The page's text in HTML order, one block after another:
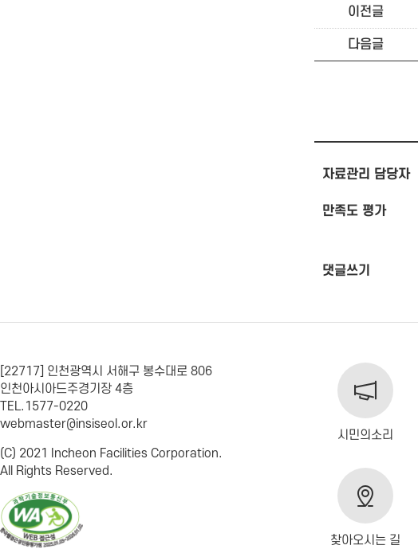
이전글
다음글
자료관리 담당자
만족도 평가
댓글쓰기
[22717] 인천광역시 서해구 봉수대로 806
인천아시아드주경기장 4층
TEL.1577-0220
webmaster@insiseol.or.kr
(C) 2021 Incheon Facilities Corporation.
All Rights Reserved.
시민의소리
찾아오시는 길